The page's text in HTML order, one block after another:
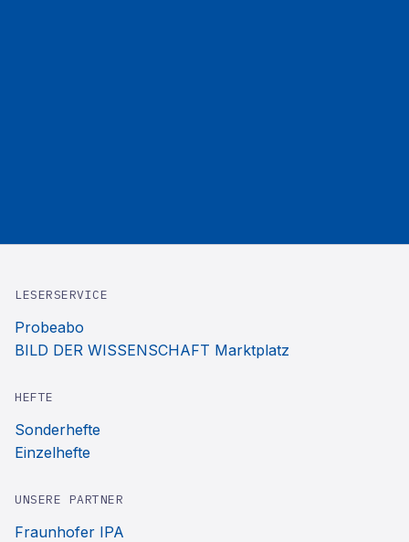
LESERSERVICE
Probeabo
BILD DER WISSENSCHAFT Marktplatz
HEFTE
Sonderhefte
Einzelhefte
UNSERE PARTNER
Fraunhofer IPA